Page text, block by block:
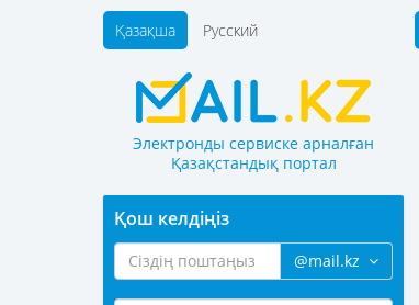
Қазақша Русский
Электронды сервиске арналған
Қазақстандық портал
Қош келдіңіз
@mail.kz